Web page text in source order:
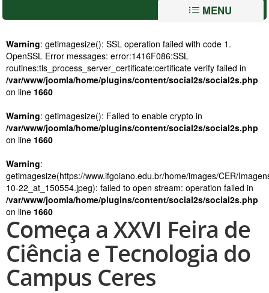
MENU
Warning: getimagesize(): SSL operation failed with code 1.
OpenSSL Error messages: error:1416F086:SSL
routines:tls_process_server_certificate:certificate verify failed in
/var/www/joomla/home/plugins/content/social2s/social2s.php
on line 1660
Warning: getimagesize(): Failed to enable crypto in
/var/www/joomla/home/plugins/content/social2s/social2s.php
on line 1660
Warning:
getimagesize(https://www.ifgoiano.edu.br/home/images/CER/
10-22_at_150554.jpeg): failed to open stream: operation failed in
/var/www/joomla/home/plugins/content/social2s/social2s.php
on line 1660
Começa a XXVI Feira de
Ciência e Tecnologia do
Campus Ceres